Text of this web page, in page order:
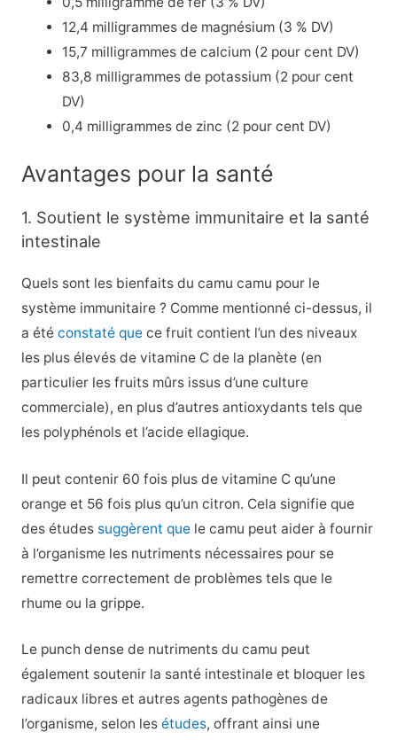
12,4 milligrammes de magnésium (3 % DV)
15,7 milligrammes de calcium (2 pour cent DV)
83,8 milligrammes de potassium (2 pour cent
DV)
0,4 milligrammes de zinc (2 pour cent DV)
Avantages pour la santé
1. Soutient le système immunitaire et la santé
intestinale
Quels sont les bienfaits du camu camu pour le
système immunitaire ? Comme mentionné ci-dessus, il
a été constaté quece fruit contient l’un des niveaux
les plus élevés de vitamine C de la planète (en
particulier les fruits mûrs issus d’une culture
commerciale), en plus d’autres antioxydants tels que
les polyphénols et l’acide ellagique.
Il peut contenir 60 fois plus de vitamine C qu’une
orange et 56 fois plus qu’un citron. Cela signifie que
des études suggèrent quele camu peut aider à fournir
à l’organisme les nutriments nécessaires pour se
remettre correctement de problèmes tels que le
rhume ou la grippe.
Le punch dense de nutriments du camu peut
également soutenir la santé intestinale et bloquer les
radicaux libres et autres agents pathogènes de
l’organisme, selon les études, offrant ainsi une